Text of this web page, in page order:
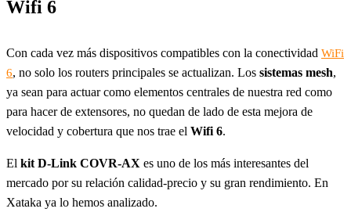
Wifi 6
Con cada vez más dispositivos compatibles con la conectividad WiFi
6, no solo los routers principales se actualizan. Los sistemas mesh,
ya sean para actuar como elementos centrales de nuestra red como
para hacer de extensores, no quedan de lado de esta mejora de
velocidad y cobertura que nos trae el Wifi 6.
El kit D-Link COVR-AX es uno de los más interesantes del
mercado por su relación calidad-precio y su gran rendimiento. En
Xataka ya lo hemos analizado.